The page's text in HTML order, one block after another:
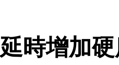
延時增加